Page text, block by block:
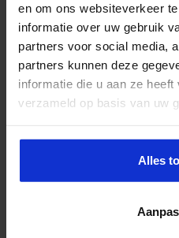
en om ons websiteverkeer
informatie over uw gebruik
partners voor social media,
partners kunnen deze
informatie die u aan ze
verzameld op basis van uw
Alles
Het kloppend hart in de
ben jij…
mei 8, 2018 48,353
Zes tips voor succesvol